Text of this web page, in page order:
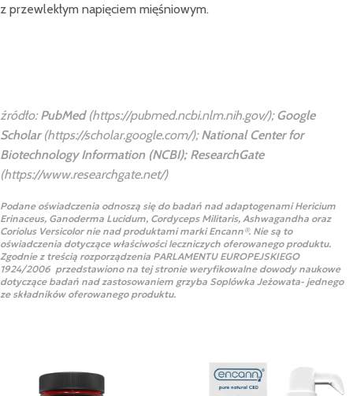
z przewlekłym napięciem mięśniowym.
źródło:PubMed(https://pubmed.ncbi.nlm.nih.gov/); Google
Scholar(https://scholar.google.com/);National Center for
Biotechnology Information (NCBI); ResearchGate
(https://www.researchgate.net/)
Podane oświadczenia odnoszą się do badań nad adaptogenami Hericium
Erinaceus, Ganoderma Lucidum, Cordyceps Militaris, Ashwagandha oraz
Coriolus Versicolor nie nad produktami marki Encann®. Nie są to
oświadczenia dotyczące właściwości leczniczych oferowanego produktu.
Zgodnie z treścią rozporządzenia PARLAMENTU EUROPEJSKIEGO
1924/2006 przedstawiono na tej stronie weryfikowalne dowody naukowe
dotyczące badań nad zastosowaniem grzyba Soplówka Jeżowata- jednego
ze składników oferowanego produktu.